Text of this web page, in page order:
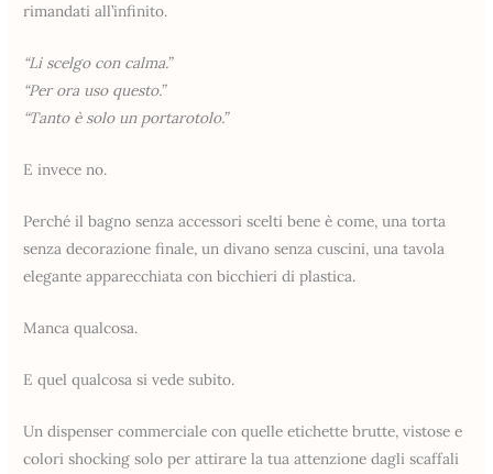
rimandati all’infinito.
“Li scelgo con calma.”
“Per ora uso questo.”
“Tanto è solo un portarotolo.”
E invece no.
Perché il bagno senza accessori scelti bene è come, una torta
senza decorazione finale, un divano senza cuscini, una tavola
elegante apparecchiata con bicchieri di plastica.
Manca qualcosa.
E quel qualcosa si vede subito.
Un dispenser commerciale con quelle etichette brutte, vistose e
colori shocking solo per attirare la tua attenzione dagli scaffali